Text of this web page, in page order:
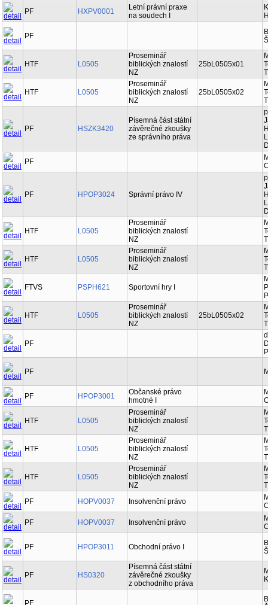
PF HXPV0001
Letní právní praxe
na soudech I
PF
HTF L0505
Proseminář
biblických znalostí
NZ
25bL0505x01
HTF L0505
Proseminář
biblických znalostí
NZ
25bL0505x02
PF HSZK3420
Písemná část státní
závěrečné zkoušky
ze správního práva
PF
PF HPOP3024 Správní právo IV
HTF L0505
Proseminář
biblických znalostí
NZ
HTF L0505
Proseminář
biblických znalostí
NZ
FTVS PSPH621 Sportovní hry I
HTF L0505
Proseminář
biblických znalostí
NZ
25bL0505x02
PF
PF
PF HPOP3001
Občanské právo
hmotné I
HTF L0505
Proseminář
biblických znalostí
NZ
HTF L0505
Proseminář
biblických znalostí
NZ
HTF L0505
Proseminář
biblických znalostí
NZ
PF
HOPV0037 Insolvenční právo
PF
HOPV0037 Insolvenční právo
PF HPOP3011 Obchodní právo I
PF HS0320
Písemná část státní
závěrečné zkoušky
z obchodního práva
PF